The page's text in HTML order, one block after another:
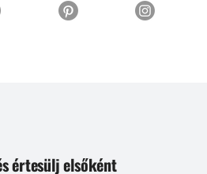
értesülj elsőként